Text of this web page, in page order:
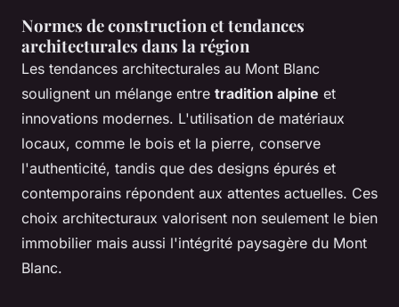
Normes de construction et tendances
architecturales dans la région
Les tendances architecturales au Mont Blanc
soulignent un mélange entre tradition alpine et
innovations modernes. L'utilisation de matériaux
locaux, comme le bois et la pierre, conserve
l'authenticité, tandis que des designs épurés et
contemporains répondent aux attentes actuelles. Ces
choix architecturaux valorisent non seulement le bien
immobilier mais aussi l'intégrité paysagère du Mont
Blanc.